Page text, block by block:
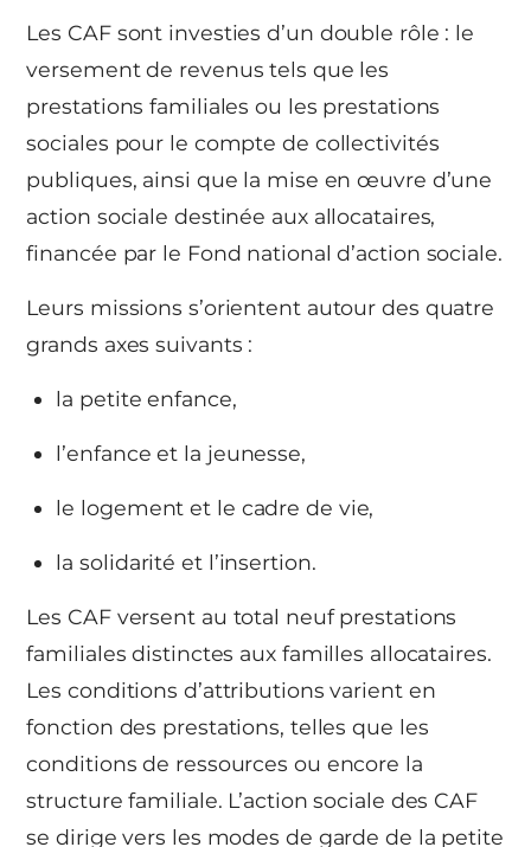
Les CAF sont investies d’un double rôle : le
versement de revenus tels que les
prestations familiales ou les prestations
sociales pour le compte de collectivités
publiques, ainsi que la mise en œuvre d’une
action sociale destinée aux allocataires,
financée par le Fond national d’action sociale.
Leurs missions s’orientent autour des quatre
grands axes suivants :
la petite enfance,
l’enfance et la jeunesse,
le logement et le cadre de vie,
la solidarité et l’insertion.
Les CAF versent au total neuf prestations
familiales distinctes aux familles allocataires.
Les conditions d’attributions varient en
fonction des prestations, telles que les
conditions de ressources ou encore la
structure familiale. L’action sociale des CAF
se dirige vers les modes de garde de la petite